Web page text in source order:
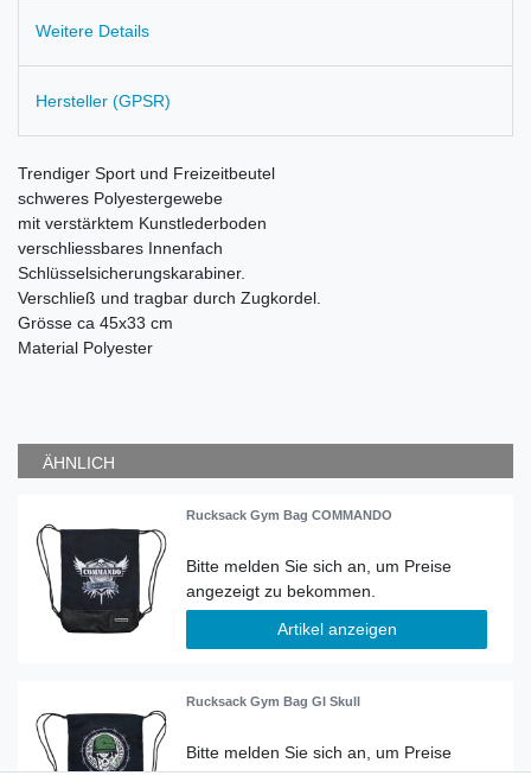
Weitere Details
Hersteller (GPSR)
Trendiger Sport und Freizeitbeutel
schweres Polyestergewebe
mit verstärktem Kunstlederboden
verschliessbares Innenfach
Schlüsselsicherungskarabiner.
Verschließ und tragbar durch Zugkordel.
Grösse ca 45x33 cm
Material Polyester
ÄHNLICH
Rucksack Gym Bag COMMANDO
Artikel anzeigen
Rucksack Gym Bag GI Skull